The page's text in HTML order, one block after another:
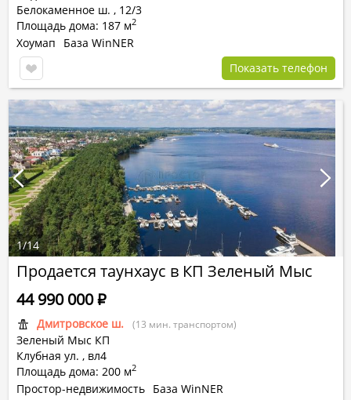
Белокаменное ш. , 12/3
Площадь дома: 187 м2
Хоумап
База WinNER
Показать телефон
Продается таунхаус в КП Зеленый Мыс
Дмитровское ш. (13 мин. транспортом)
Зеленый Мыс КП
Клубная ул. , вл4
Площадь дома: 200 м2
44 990 000Р
Простор-недвижимость База WinNER
1/14